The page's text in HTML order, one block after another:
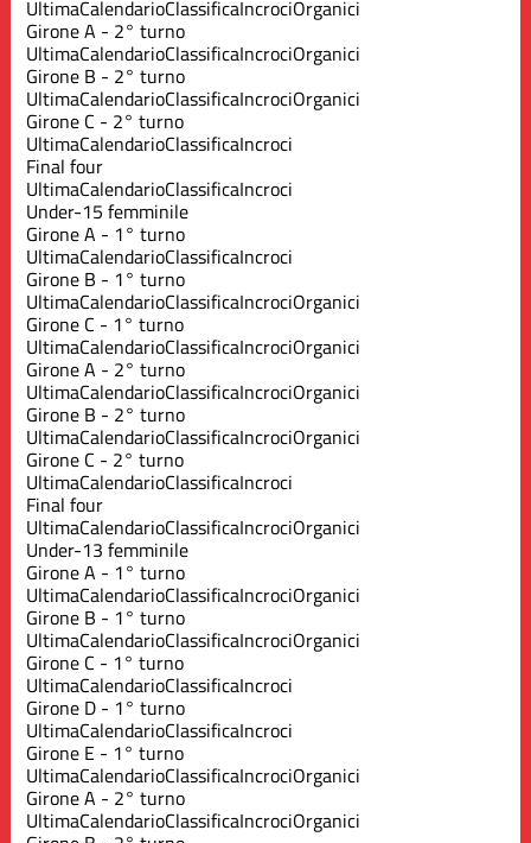
UltimaCalendarioClassificaIncrociOrganici
Girone A - 2° turno
UltimaCalendarioClassificaIncrociOrganici
Girone B - 2° turno
UltimaCalendarioClassificaIncrociOrganici
Girone C - 2° turno
UltimaCalendarioClassificaIncroci
Final four
UltimaCalendarioClassificaIncroci
Under-15 femminile
Girone A - 1° turno
UltimaCalendarioClassificaIncroci
Girone B - 1° turno
UltimaCalendarioClassificaIncrociOrganici
Girone C - 1° turno
UltimaCalendarioClassificaIncrociOrganici
Girone A - 2° turno
UltimaCalendarioClassificaIncrociOrganici
Girone B - 2° turno
UltimaCalendarioClassificaIncrociOrganici
Girone C - 2° turno
UltimaCalendarioClassificaIncroci
Final four
UltimaCalendarioClassificaIncrociOrganici
Under-13 femminile
Girone A - 1° turno
UltimaCalendarioClassificaIncrociOrganici
Girone B - 1° turno
UltimaCalendarioClassificaIncrociOrganici
Girone C - 1° turno
UltimaCalendarioClassificaIncroci
Girone D - 1° turno
UltimaCalendarioClassificaIncroci
Girone E - 1° turno
UltimaCalendarioClassificaIncrociOrganici
Girone A - 2° turno
UltimaCalendarioClassificaIncrociOrganici